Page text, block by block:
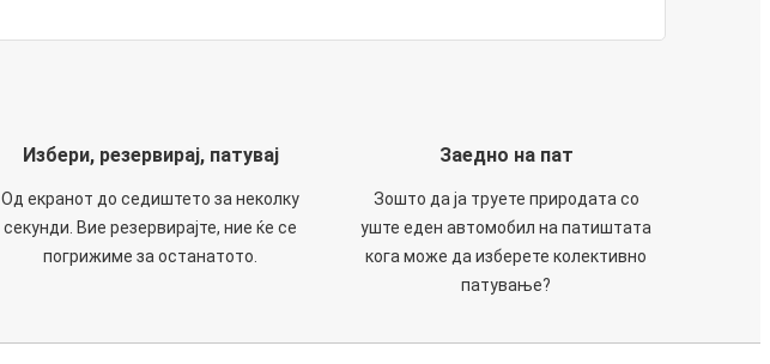
Избери, резервирај, патувај
Од екранот до седиштето за неколку
секунди. Вие резервирајте, ние ќе се
погрижиме за останатото.
Заедно на пат
Зошто да ја труете природата со
уште еден автомобил на патиштата
кога може да изберете колективно
патување?